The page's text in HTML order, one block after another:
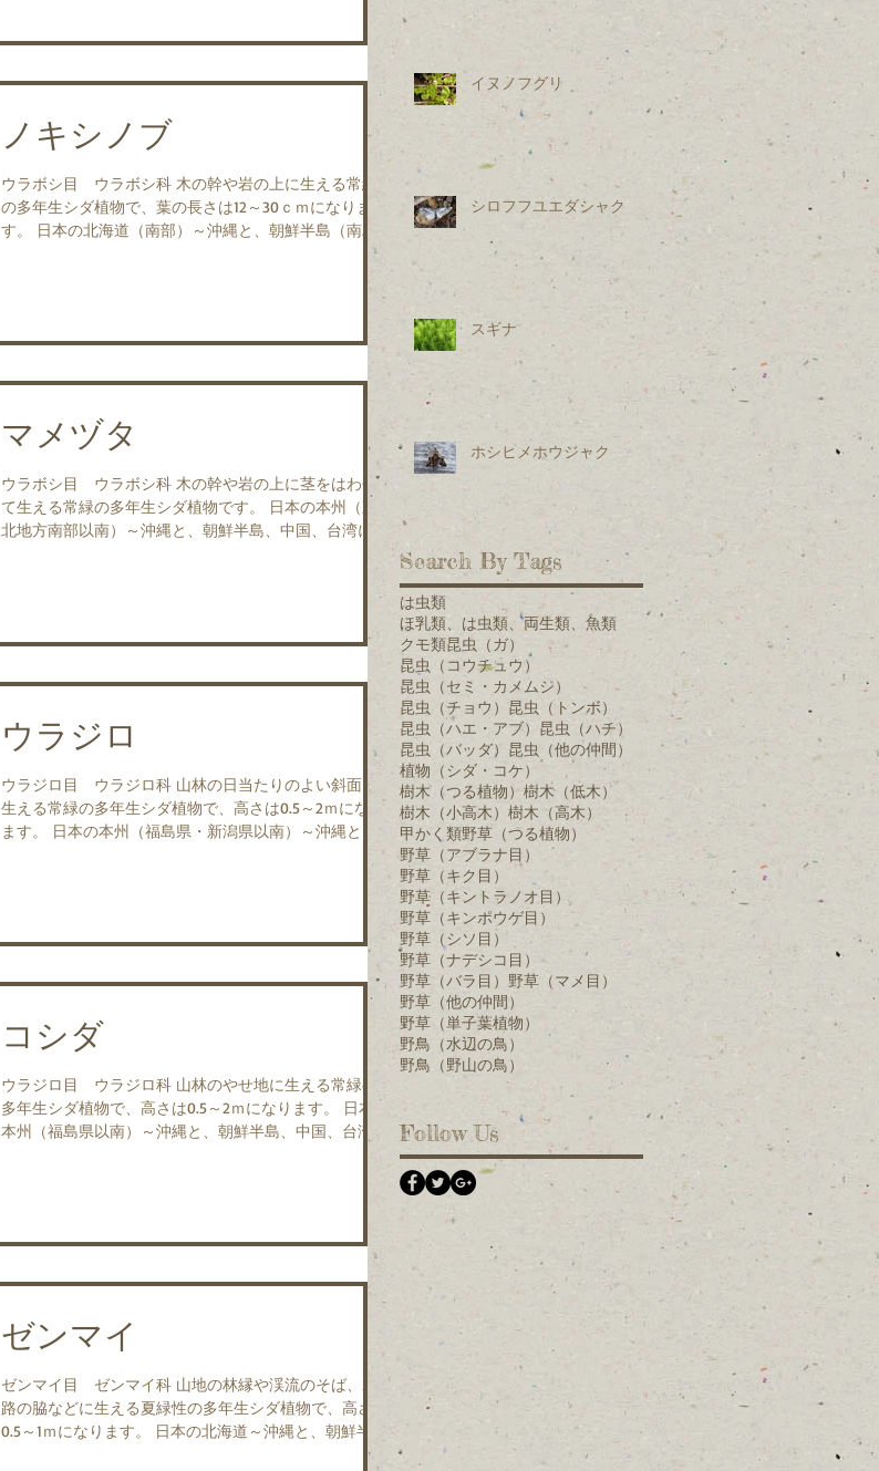
ノキシノブ
ウラボシ目 ウラボシ科 木の幹や岩の上に生える常緑
の多年生シダ植物で、葉の長さは12～30ｃｍになりま
す。 日本の北海道（南部）～沖縄と、朝鮮半島（南
マメヅタ
ウラボシ目 ウラボシ科 木の幹や岩の上に茎をはわせ
て生える常緑の多年生シダ植物です。 日本の本州（東
北地方南部以南）～沖縄と、朝鮮半島、中国、台湾に分
ウラジロ
ウラジロ目 ウラジロ科 山林の日当たりのよい斜面に
生える常緑の多年生シダ植物で、高さは0.5～2ｍになり
ます。 日本の本州（福島県・新潟県以南）～沖縄と、
コシダ
ウラジロ目 ウラジロ科 山林のやせ地に生える常緑の
多年生シダ植物で、高さは0.5～2ｍになります。 日本の
本州（福島県以南）～沖縄と、朝鮮半島、中国、台湾、
ゼンマイ
ゼンマイ目 ゼンマイ科 山地の林縁や渓流のそば、水
路の脇などに生える夏緑性の多年生シダ植物で、高さは
0.5～1ｍになります。 日本の北海道～沖縄と、朝鮮半
イヌノフグリ
シロフフユエダシャク
スギナ
ホシヒメホウジャク
Search By Tags
は虫類
ほ乳類、は虫類、両生類、魚類
クモ類昆虫（ガ）
昆虫（コウチュウ）
昆虫（セミ・カメムシ）
昆虫（チョウ） 昆虫（トンボ）
昆虫（ハエ・アブ） 昆虫（ハチ）
昆虫（バッタ） 昆虫（他の仲間）
植物（シダ・コケ）
樹木（つる植物） 樹木（低木）
樹木（小高木） 樹木（高木）
甲かく類野草（つる植物）
野草（アブラナ目）
野草（キク目）
野草（キントラノオ目）
野草（キンポウゲ目）
野草（シソ目）
野草（ナデシコ目）
野草（バラ目） 野草（マメ目）
野草（他の仲間）
野草（単子葉植物）
野鳥（水辺の鳥）
野鳥（野山の鳥）
Follow Us